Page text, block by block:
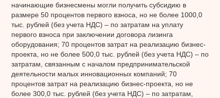
начинающие бизнесмены могли получить субсидию в
размере 50 процентов первого взноса, но не более 1000,0
тыс. рублей (без учета НДС) – по затратам на уплату
первого взноса при заключении договора лизинга
оборудования; 70 процентов затрат на реализацию бизнес-
проекта, но не более 500,0 тыс. рублей (без учета НДС) – по
затратам, связанным с началом предпринимательской
деятельности малых инновационных компаний; 70
процентов затрат на реализацию бизнес-проекта, но не
более 300,0 тыс. рублей (без учета НДС) – по затратам,